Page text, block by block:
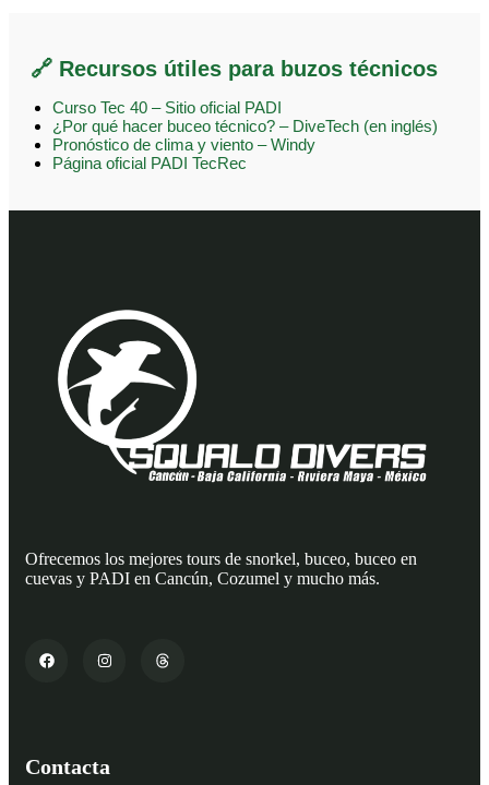
🔗 Recursos útiles para buzos técnicos
Curso Tec 40 – Sitio oficial PADI
¿Por qué hacer buceo técnico? – DiveTech (en inglés)
Pronóstico de clima y viento – Windy
Página oficial PADI TecRec
Ofrecemos los mejores tours de snorkel, buceo, buceo en
cuevas y PADI en Cancún, Cozumel y mucho más.
Contacta